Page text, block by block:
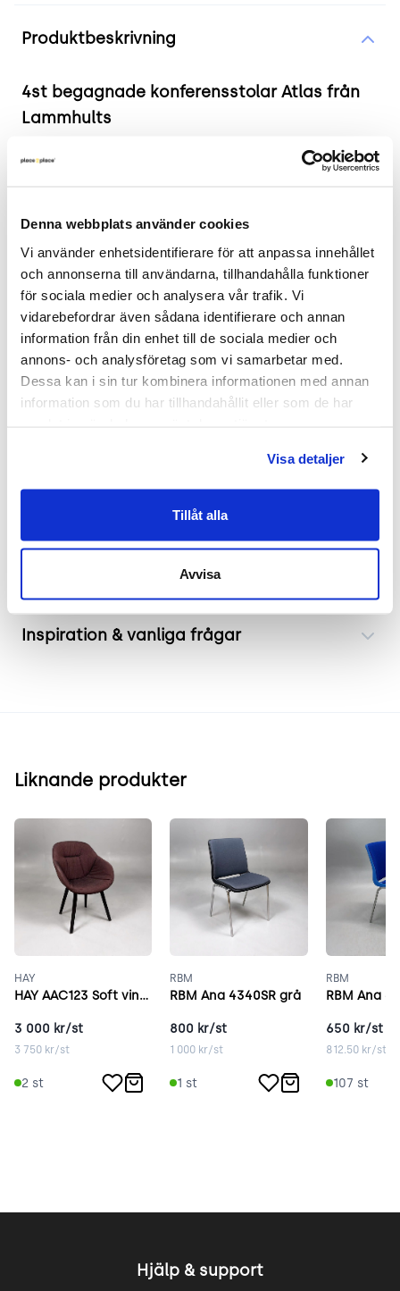
Denna webbplats använder cookies
Vi använder enhetsidentifierare för att anpassa innehållet
och annonserna till användarna, tillhandahålla funktioner
för sociala medier och analysera vår trafik. Vi
vidarebefordrar även sådana identifierare och annan
information från din enhet till de sociala medier och
annons- och analysföretag som vi samarbetar med.
Dessa kan i sin tur kombinera informationen med annan
information som du har tillhandahållit eller som de har
Visa detaljer
Tillåt alla
Avvisa
Produktbeskrivning
4st begagnade konferensstolar Atlas från
Lammhults
2 års garanti
4st begagnade konferensstolar från Lammhults,
med ben i satin och armstöd klätt i läder. Atlas är
följsam till kroppen och gör den bekväm för
längre möten.
.
Mått
Sitthöjd 450mm
Inspiration & vanliga frågar
Liknande produkter
HAY
HAY AAC123 Soft vinröd
3 000 kr/st
3 750 kr/st
2 st
RBM
RBM Ana 4340SR grå
800 kr/st
1 000 kr/st
1 st
RBM
RBM Ana
650 kr/st
812.50kr/st
107 st
Hjälp & support